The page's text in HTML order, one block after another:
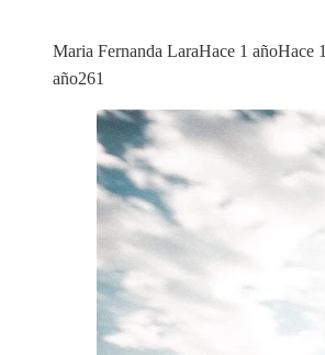
Maria Fernanda LaraHace 1 añoHace 1
año261